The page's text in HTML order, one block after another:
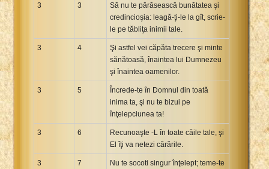
3 3
Să nu te părăsească bunătatea şi
credincioşia: leagă-ţi-le la gît, scrie-
le pe tăbliţa inimii tale.
3 4
Şi astfel vei căpăta trecere şi minte
sănătoasă, înaintea lui Dumnezeu
şi înaintea oamenilor.
3 5
Încrede-te în Domnul din toată
inima ta, şi nu te bizui pe
înţelepciunea ta!
3 6
Recunoaşte -L în toate căile tale, şi
El îţi va netezi cărările.
3 7
Nu te socoti singur înţelept; teme-te